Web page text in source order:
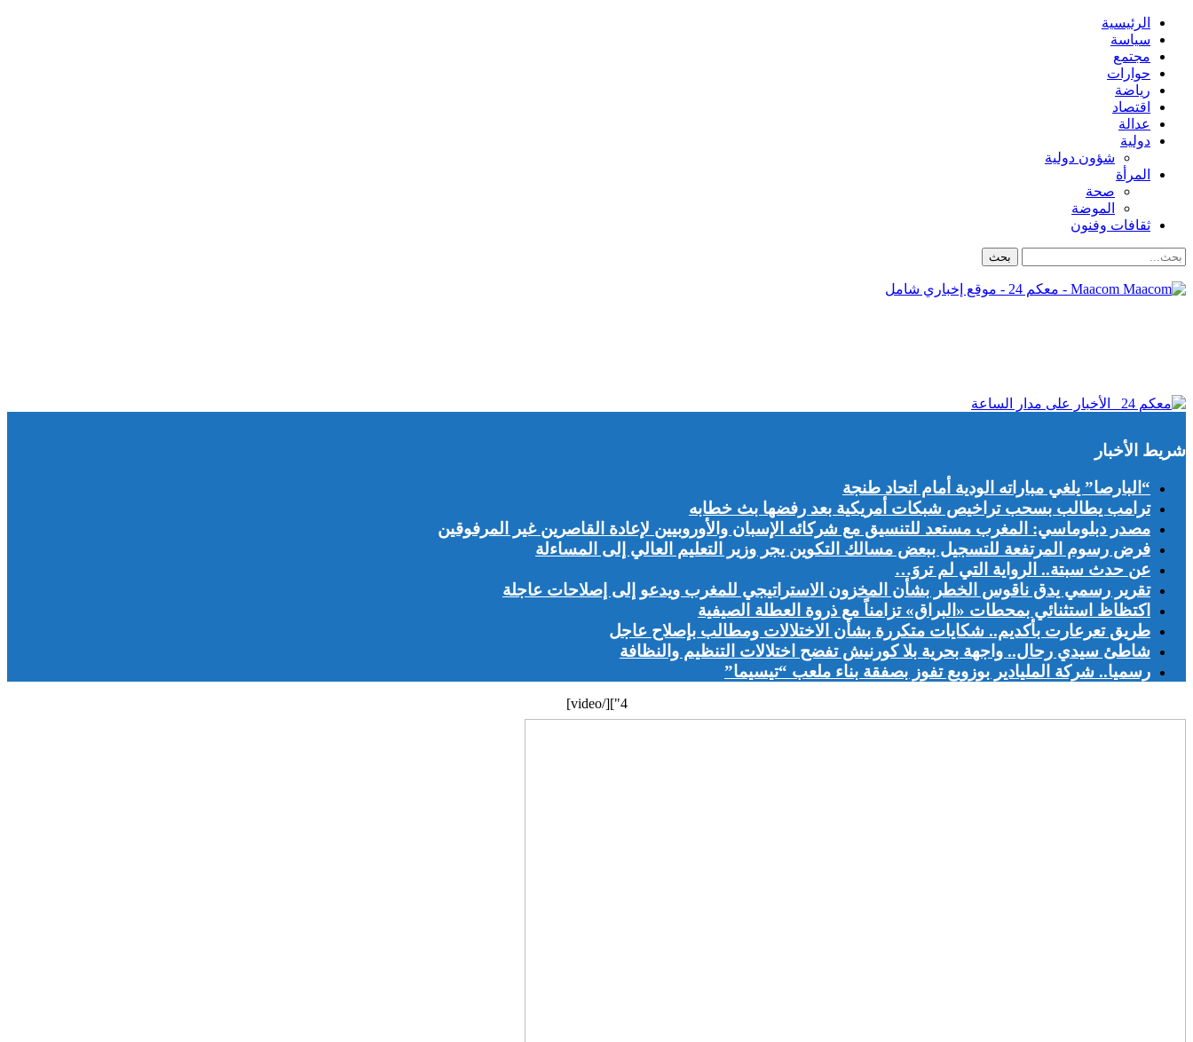
الرئيسية
سياسة
مجتمع
حوارات
رياضة
اقتصاد
عدالة
دولية
شؤون دولية
المرأة
صحة
الموضة
ثقافات وفنون
Maacom - معكم 24 - موقع إخباري شامل
شريط الأخبار
“البارصا” يلغي مباراته الودية أمام اتحاد طنجة
ترامب يطالب بسحب تراخيص شبكات أمريكية بعد رفضها بث خطابه
مصدر دبلوماسي: المغرب مستعد للتنسيق مع شركائه الإسبان والأوروبيين لإعادة القاصرين غير المرفوقين
فرض رسوم المرتفعة للتسجيل ببعض مسالك التكوين يجر وزير التعليم العالي إلى المساءلة
عن حدث سبتة.. الرواية التي لم تروَ…
تقرير رسمي يدق ناقوس الخطر بشأن المخزون الاستراتيجي للمغرب ويدعو إلى إصلاحات عاجلة
اكتظاظ استثنائي بمحطات «البراق» تزامناً مع ذروة العطلة الصيفية
طريق تعرعارت بأكديم.. شكايات متكررة بشأن الاختلالات ومطالب بإصلاح عاجل
شاطئ سيدي رحال.. واجهة بحرية بلا كورنيش تفضح اختلالات التنظيم والنظافة
رسميا.. شركة المليادير بوزوبع تفوز بصفقة بناء ملعب “تيسيما”
4"][/video]